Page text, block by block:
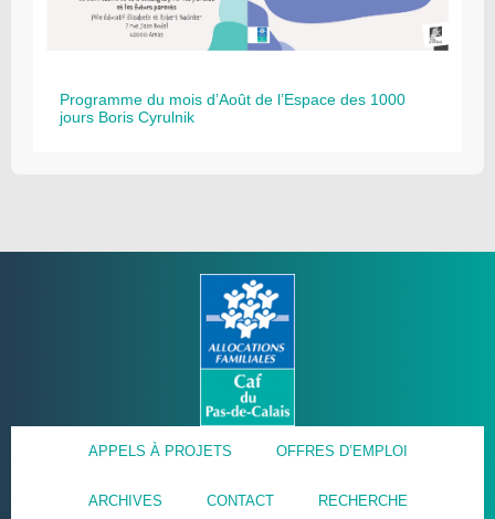
Programme du mois d’Août de l’Espace des 1000
jours Boris Cyrulnik
APPELS À PROJETS OFFRES D’EMPLOI
ARCHIVES CONTACT RECHERCHE